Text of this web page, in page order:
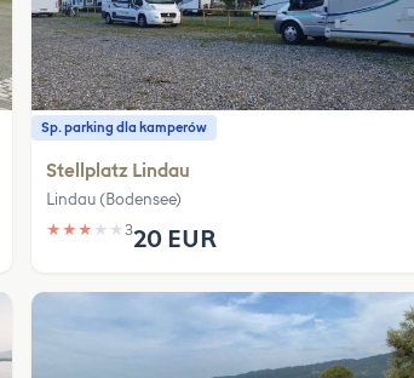
Sp. parking dla kamperów
Stellplatz Lindau
Lindau (Bodensee)
★ ★ ★ ★ ★320 EUR